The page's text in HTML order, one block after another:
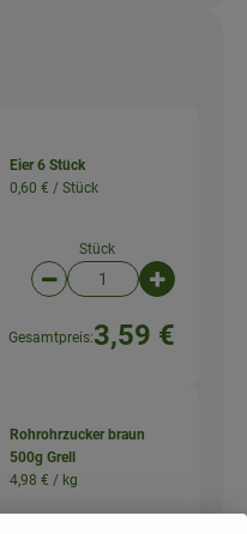
Eier 6 Stück
0,60 € / Stück
Stück
Artikelanzahl
Gesamtpreis:3,59 €
Rohrohrzucker braun
500g Grell
4,98 € / kg